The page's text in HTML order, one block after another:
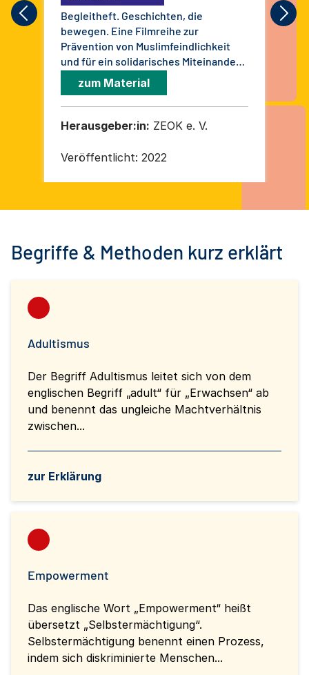
Begleitheft. Geschichten, die
bewegen. Eine Filmreihe zur
Prävention von Muslimfeindlichkeit
und für ein solidarisches Miteinander
an Grundschulen
zum Material
Herausgeber:in: ZEOK e. V.
Veröffentlicht: 2022
Begriffe & Methoden kurz erklärt
Adultismus
Der Begriff Adultismus leitet sich von dem
englischen Begriff „adult“ für „Erwachsen“ ab
und benennt das ungleiche Machtverhältnis
zwischen...
zur Erklärung
Empowerment
Das englische Wort „Empowerment“ heißt
übersetzt „Selbstermächtigung“.
Selbstermächtigung benennt einen Prozess,
indem sich diskriminierte Menschen...